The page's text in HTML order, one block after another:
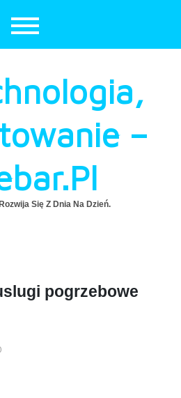
–
Się Z Dnia Na Dzień.
pogrzebowe